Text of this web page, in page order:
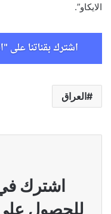
الايكاو”.
العراق
اشترك في
للحصول على